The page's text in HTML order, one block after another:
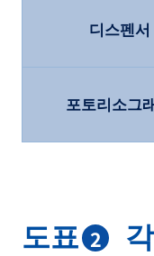
디스펜서
포토리소그
도표 2